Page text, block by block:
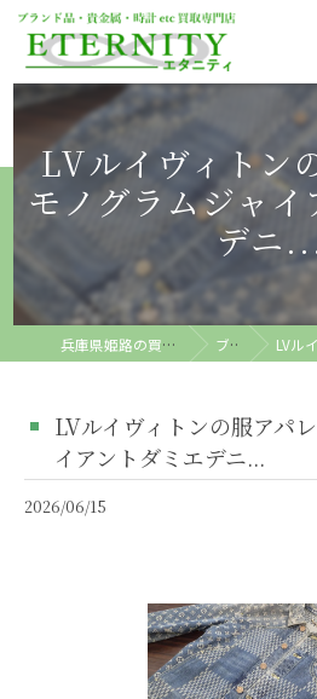
LVルイヴィトン
モノグラムジャ
デニ
兵庫県姫路の買取ならETERNITY ブログ LVルイヴ
LVルイヴィトンの服アパ
イアントダミエデニ...
2026/06/15